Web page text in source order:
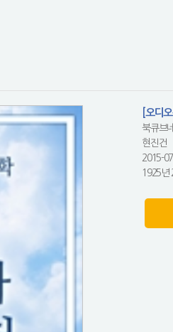
[오디
북큐브
현진건
2015-
1925년